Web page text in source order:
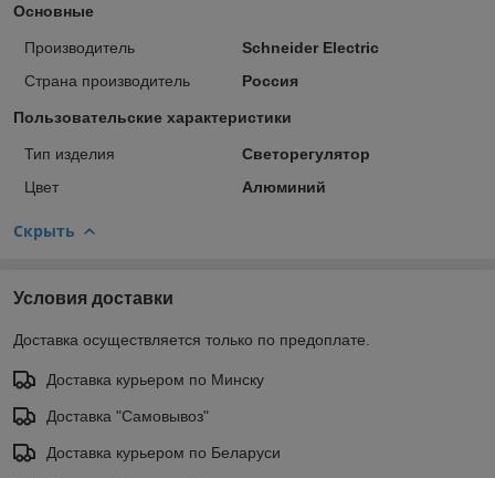
Основные
Производитель
Schneider Electric
Страна производитель
Россия
Пользовательские характеристики
Тип изделия
Светорегулятор
Цвет
Алюминий
Скрыть
Условия доставки
Доставка осуществляется только по предоплате.
Доставка курьером по Минску
Доставка "Самовывоз"
Доставка курьером по Беларуси